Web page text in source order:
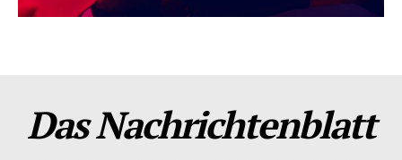
Das Nachrichtenblatt